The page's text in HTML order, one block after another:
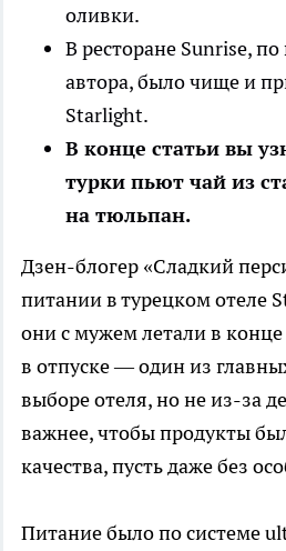
оливки.
В ресторане Sunrise,
автора, было чище и
Starlight.
В конце статьи вы
турки пьют чай из
на тюльпан.
Дзен-блогер «Сладкий
питании в турецком отеле
они с мужем летали в
в отпуске — один из
выборе отеля, но не из-за
важнее, чтобы продукты
качества, пусть даже без
Питание было по системе